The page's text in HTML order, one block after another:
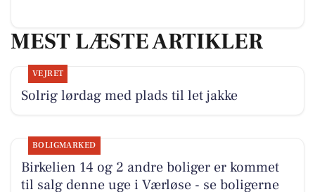
MEST LÆSTE ARTIKLER
VEJRET
Solrig lørdag med plads til let jakke
BOLIGMARKED
Birkelien 14 og 2 andre boliger er kommet
til salg denne uge i Værløse - se boligerne